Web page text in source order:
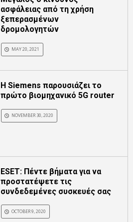
ασφάλειας από τη χρήση
ξεπερασμένων
δρομολογητών
MAY 20, 2021
Η Siemens παρουσιάζει το
πρώτο βιομηχανικό 5G router
NOVEMBER 30, 2020
ESET: Πέντε βήματα για να
προστατέψετε τις
συνδεδεμένες συσκευές σας
OCTOBER 9, 2020